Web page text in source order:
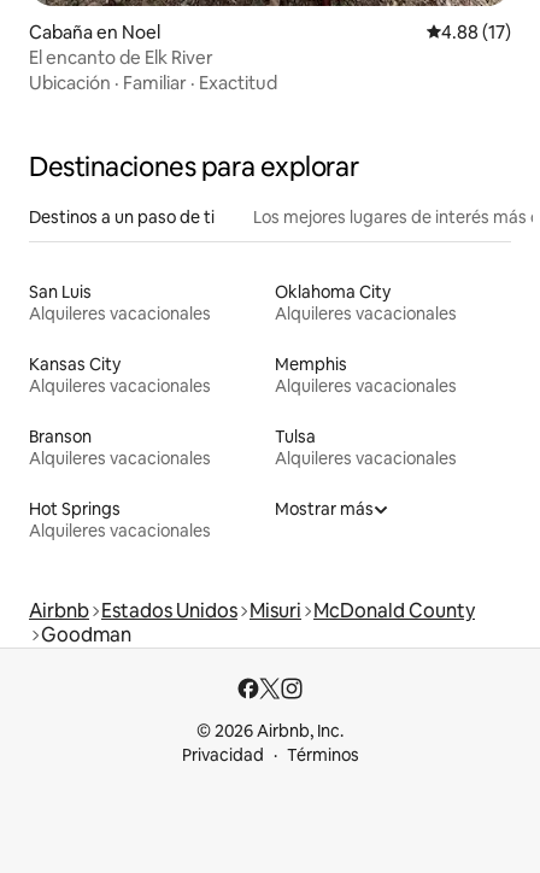
Cabaña en Noel Calificación
4.88 (17)
El encanto de Elk River
Ubicación · Familiar · Exactitud
Destinaciones para explorar
Destinos a un paso de ti Los mejores lugares de interés más
San Luis
Alquileres vacacionales
Oklahoma City
Alquileres vacacionales
Kansas City
Alquileres vacacionales
Memphis
Alquileres vacacionales
Branson
Alquileres vacacionales
Tulsa
Alquileres vacacionales
Hot Springs
Alquileres vacacionales
Mostrar más
Airbnb Estados Unidos Misuri McDonald County
Goodman
© 2026 Airbnb, Inc.
Privacidad
Términos